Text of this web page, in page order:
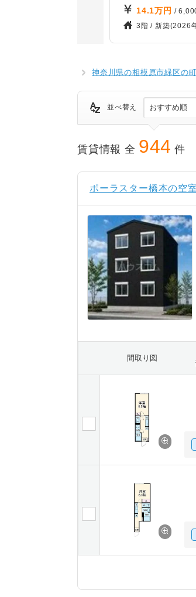
14.1万円 /
3階 / 新築(2026
神奈川県の相模原市緑区の
並べ替え
賃貸情報 全 944 件
ポーラスター橋本の空
間取り図